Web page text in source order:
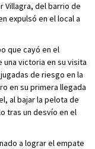
Villagra, del barrio de
expulsó en el local a
que cayó en el
victoria en su visita
de riesgo en la
en su primera llegada
al bajar la pelota de
tras un desvío en el
a lograr el empate